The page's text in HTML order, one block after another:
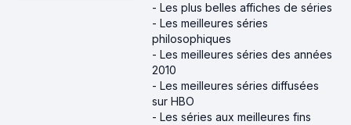
- Les plus belles affiches de séries
- Les meilleures séries
philosophiques
- Les meilleures séries des années
2010
- Les meilleures séries diffusées
sur HBO
- Les séries aux meilleures fins